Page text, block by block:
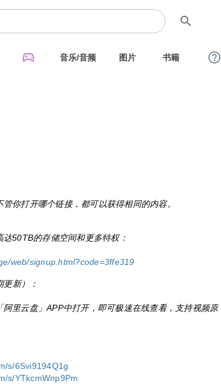
search
sports_esports 音乐/音频 图片 书籍 help_outline
你打开哪个链接，都可以获得相同的内容。
50TB的存储空间和更多特权：
web/signup.html?code=3ffe319
新）：
里云盘」APP中打开，即可极速在线查看，支持视频原
s/6Svi9194Q1g
s/YTkcmWnp9Pm